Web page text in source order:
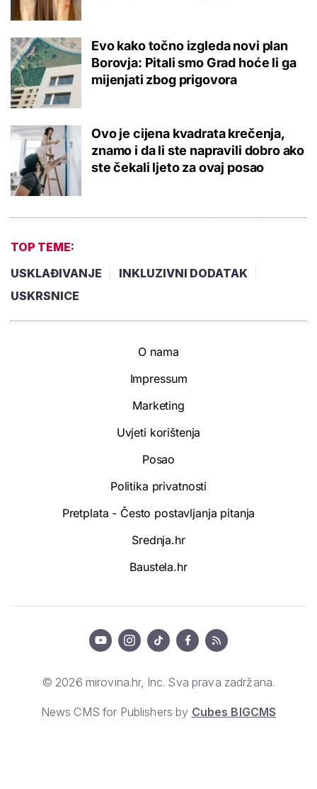
Evo kako točno izgleda novi plan
Borovja: Pitali smo Grad hoće li ga
mijenjati zbog prigovora
Ovo je cijena kvadrata krečenja,
znamo i da li ste napravili dobro ako
ste čekali ljeto za ovaj posao
TOP TEME:
USKLAĐIVANJE
INKLUZIVNI DODATAK
USKRSNICE
O nama
Impressum
Marketing
Uvjeti korištenja
Posao
Politika privatnosti
Pretplata - Često postavljanja pitanja
Srednja.hr
Baustela.hr
© 2026 mirovina.hr, Inc. Sva prava zadržana.
News CMS for Publishers by Cubes BIGCMS